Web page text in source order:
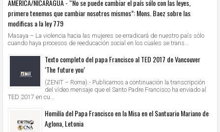
AMERICA/NICARAGUA - “No se puede cambiar el país sólo con las leyes,
primero tenemos que cambiar nosotros mismos”: Mons. Baez sobre las
modificas a la ley 779
Masaya – La violencia hacia las mujeres se erradicará de nuestro país sólo
cuando haya procesos de reeducación social en los cuales se trans...
Texto completo del papa Francisco al TED 2017 de Vancouver
‘The future you’
(ZENIT – Roma).- Publicamos a continuación la transcripción
del vídeo mensaje que el Santo Padre Francisco ha enviado al
TED 2017 en cu...
Homilía del Papa Francisco en la Misa en el Santuario Mariano de
Aglona, Letonia